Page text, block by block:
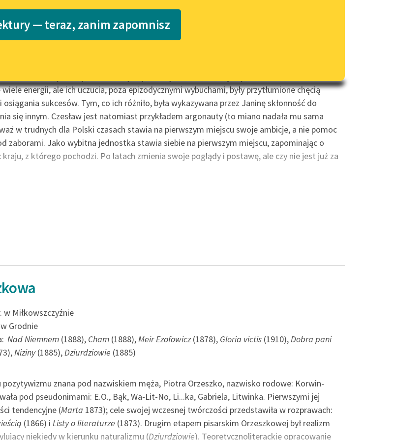
niepełnosprawnościami
E-kolekcja lektur szkolnych i
literatury do słuchania dla
uczennic i uczniów z
niepełnosprawnościami
Feministyczne inspiracje.
Popularyzacja skandynawskiej
Szkoła Poezji Wolnych Lektur
Katalog
Katalog w formacie PDF
wrażliwych
Deklaracja dostępności
— teraz, zanim zapomnisz
o tym, jak trudno odnaleźć swoje miejsce na świecie, będąc wybitną jednostką.
energii, ale ich uczucia, poza epizodycznymi wybuchami, były przytłumione chęcią
sukcesów. Tym, co ich różniło, była wykazywana przez Janinę skłonność do
się innym. Czesław jest natomiast przykładem argonauty (to miano nadała mu sama
w trudnych dla Polski czasach stawia na pierwszym miejscu swoje ambicje, a nie pomoc
zaborami. Jako wybitna jednostka stawia siebie na pierwszym miejscu, zapominając o
z którego pochodzi. Po latach zmienia swoje poglądy i postawę, ale czy nie jest już za
w Miłkowszczyźnie
Grodnie
Nad Niemnem (1888), Cham (1888),Meir Ezofowicz(1878), Gloria victis (1910),Dobra pani
Niziny(1885),Dziurdziowie (1885)
pozytywizmu znana pod nazwiskiem męża, Piotra Orzeszko, nazwisko rodowe: Korwin-
pod pseudonimami: E.O., Bąk, Wa-Lit-No, Li...ka, Gabriela, Litwinka. Pierwszymi jej
tendencyjne (Marta 1873); cele swojej wczesnej twórczości przedstawiła w rozprawach:
(1866) i Listy o literaturze (1873). Drugim etapem pisarskim Orzeszkowej był realizm
niekiedy w kierunku naturalizmu (Dziurdziowie). Teoretycznoliterackie opracowanie